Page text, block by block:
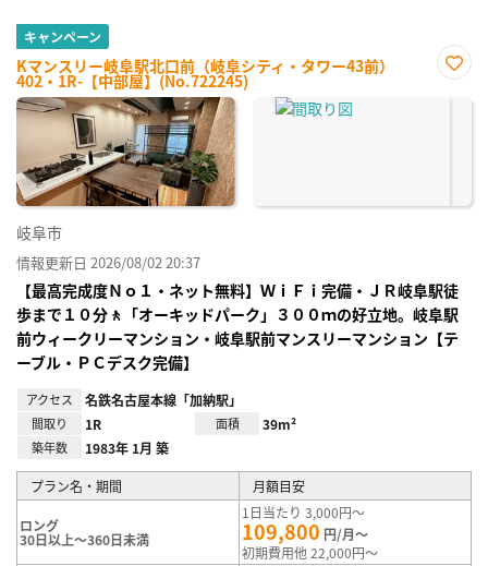
キャンペーン
Kマンスリー岐阜駅北口前（岐阜シティ・タワー43前）
402・1R-【中部屋】(No.722245)
に入
岐阜市
情報更新日 2026/08/02 20:37
【最高完成度Ｎｏ１・ネット無料】ＷｉＦｉ完備・ＪＲ岐阜駅徒
歩まで１０分🚶「オーキッドパーク」３００ｍの好立地。岐阜駅
前ウィークリーマンション・岐阜駅前マンスリーマンション【テ
ーブル・ＰＣデスク完備】
アクセス 名鉄名古屋本線「加納駅」
間取り 1R 面積 39m²
築年数 1983年 1月 築
プラン名・期間 月額目安
ロング
30日以上～360日未満
1日当たり 3,000円～
109,800 円/月～
初期費用他 22,000円～